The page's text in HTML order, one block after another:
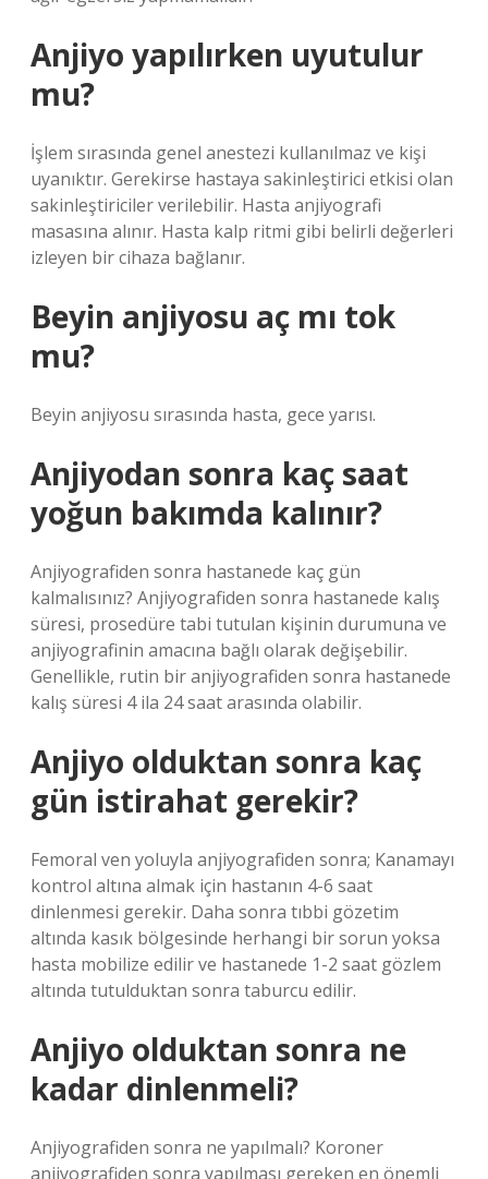
Anjiyo yapılırken uyutulur
mu?
İşlem sırasında genel anestezi kullanılmaz ve kişi
uyanıktır. Gerekirse hastaya sakinleştirici etkisi olan
sakinleştiriciler verilebilir. Hasta anjiyografi
masasına alınır. Hasta kalp ritmi gibi belirli değerleri
izleyen bir cihaza bağlanır.
Beyin anjiyosu aç mı tok
mu?
Beyin anjiyosu sırasında hasta, gece yarısı.
Anjiyodan sonra kaç saat
yoğun bakımda kalınır?
Anjiyografiden sonra hastanede kaç gün
kalmalısınız? Anjiyografiden sonra hastanede kalış
süresi, prosedüre tabi tutulan kişinin durumuna ve
anjiyografinin amacına bağlı olarak değişebilir.
Genellikle, rutin bir anjiyografiden sonra hastanede
kalış süresi 4 ila 24 saat arasında olabilir.
Anjiyo olduktan sonra kaç
gün istirahat gerekir?
Femoral ven yoluyla anjiyografiden sonra; Kanamayı
kontrol altına almak için hastanın 4-6 saat
dinlenmesi gerekir. Daha sonra tıbbi gözetim
altında kasık bölgesinde herhangi bir sorun yoksa
hasta mobilize edilir ve hastanede 1-2 saat gözlem
altında tutulduktan sonra taburcu edilir.
Anjiyo olduktan sonra ne
kadar dinlenmeli?
Anjiyografiden sonra ne yapılmalı? Koroner
anjiyografiden sonra yapılması gereken en önemli